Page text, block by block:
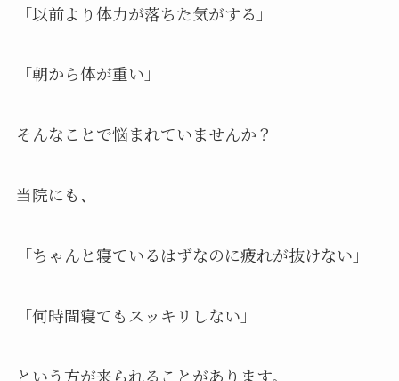
「以前より体力が落ちた気がする」
「朝から体が重い」
そんなことで悩まれていませんか？
当院にも、
「ちゃんと寝ているはずなのに疲れが抜けない」
「何時間寝てもスッキリしない」
という方が来られることがあります。